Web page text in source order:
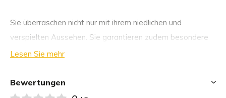
Sie überraschen nicht nur mit ihrem niedlichen und
verspielten Aussehen. Sie garantieren zudem besondere
Kuschelmomente dank des Feinstricks aus 100%
Das hochwertige Hundespielzeug in vier verschiedenen
Formen ist ein echter Hingucker und wird auch Ihr
Lesen Sie mehr
Bewertungen